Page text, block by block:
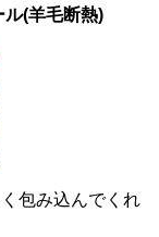
(羊毛断熱)
包み込んでくれ